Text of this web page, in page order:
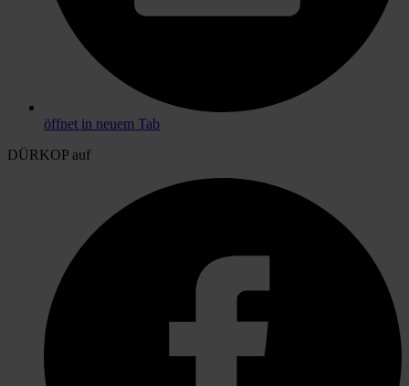
öffnet in neuem Tab
DÜRKOP auf